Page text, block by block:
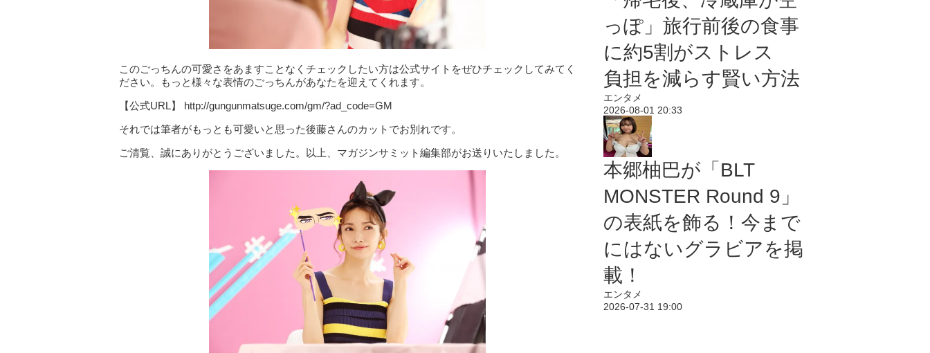
このごっちんの可愛さをあますことなくチェックしたい方は公式サイトをぜひチェックしてみてく
ださい。もっと様々な表情のごっちんがあなたを迎えてくれます。
【公式URL】 http://gungunmatsuge.com/gm/?ad_code=GM
それでは筆者がもっとも可愛いと思った後藤さんのカットでお別れです。
ご清覧、誠にありがとうございました。以上、マガジンサミット編集部がお送りいたしました。
っぽ」旅行前後の食事
に約5割がストレス
負担を減らす賢い方法
エンタメ
2026-08-01 20:33
本郷柚巴が「BLT
MONSTER Round 9」
の表紙を飾る！今まで
にはないグラビアを掲
載！
エンタメ
2026-07-31 19:00